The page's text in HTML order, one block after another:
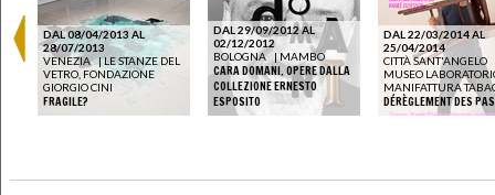
DAL 08/04/2013 AL
28/07/2013
VENEZIA |LE STANZE DEL
VETRO, FONDAZIONE
GIORGIO CINI
FRAGILE?
DAL 29/09/2012 AL
02/12/2012
BOLOGNA
| MAMBO
CARA DOMANI. OPERE DALLA
COLLEZIONE ERNESTO
ESPOSITO
DAL 22/03/2014 AL
25/04/2014
CITTÀ SANT'ANGELO
MUSEO
MANIFATTURA
DÉRÈGLEMENT DES